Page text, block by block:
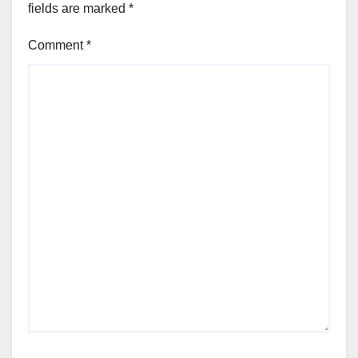
fields are marked *
Comment*